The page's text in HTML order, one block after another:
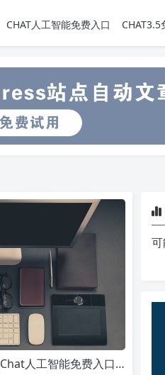
CHAT人工智能免费入口
Chat人工智能免费入口大全: 提升沟通效率新利器!